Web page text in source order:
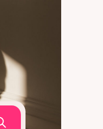
Recherche